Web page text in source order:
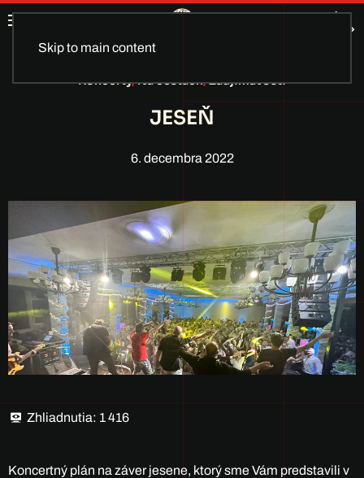
Skip to main content
Koncerty,Na cestách,Zaujímavosti
JESEŇ
6. decembra 2022
Zhliadnutia: 1 416
Koncertný plán na záver jesene, ktorý sme Vám predstavili v